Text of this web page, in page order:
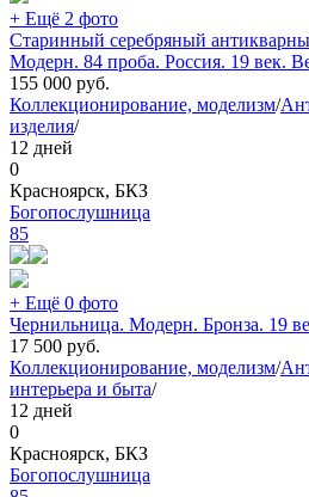
+ Ещё 2 фото
Старинный серебряный
Модерн. 84 проба. Россия. 19 век.
155 000 руб.
Коллекционирование, моделизм/
изделия/
12 дней
0
Красноярск, БКЗ
Богопослушница
85
+ Ещё 0 фото
Чернильница. Модерн. Бронза. 19
17 500 руб.
Коллекционирование, моделизм/
интерьера и быта/
12 дней
0
Красноярск, БКЗ
Богопослушница